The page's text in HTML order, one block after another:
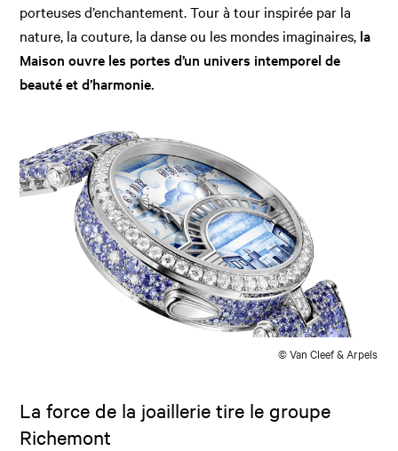
porteuses d’enchantement. Tour à tour inspirée par la
nature, la couture, la danse ou les mondes imaginaires, la
Maison ouvre les portes d’un univers intemporel de
beauté et d’harmonie.
© Van Cleef & Arpels
La force de la joaillerie tire le groupe
Richemont